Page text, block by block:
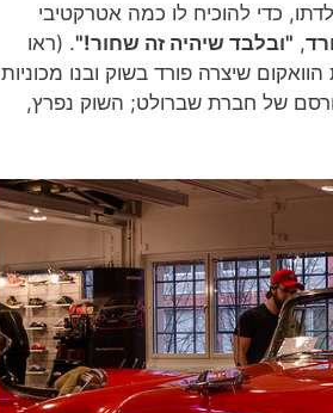
כדי להוכיח לו כמה אטרקטיבי
, "ובלבד שיהיה זה שחור!". (ראו
שיצרה פורד בשוק ובנו מכוניות
של חברת שברולט; השוק נפרץ,